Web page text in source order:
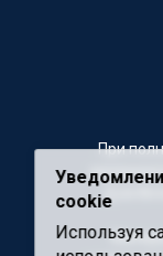
При
Для
cookie
Используя